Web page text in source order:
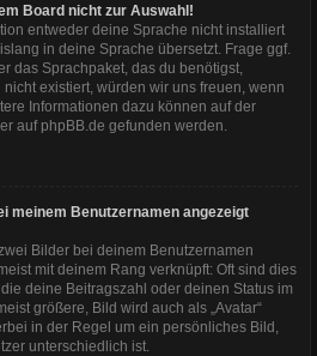
Board nicht zur Auswahl!
entweder deine Sprache nicht installiert
in deine Sprache übersetzt. Frage ggf.
das Sprachpaket, das du benötigst,
existiert, würden wir uns freuen, wenn
Informationen dazu können auf der
auf phpBB.de gefunden werden.
meinem Benutzernamen angezeigt
Bilder bei deinem Benutzernamen
mit deinem Rang verknüpft: Oft sind dies
deine Beitragszahl oder deinen Status im
größere, Bild wird auch als „Avatar“
in der Regel um ein persönliches Bild,
unterschiedlich ist.